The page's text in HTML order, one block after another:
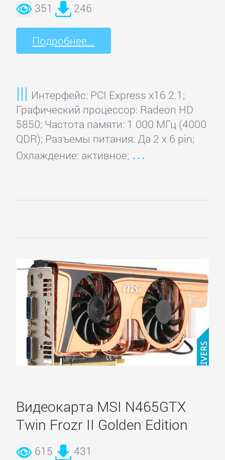
351 246
Подробнее...
Интерфейс: PCI Express x16 2.1;
Графический процессор: Radeon HD
5850; Частота памяти: 1 000 МГц (4000
QDR); Разъемы питания: Да 2 x 6 pin;
Охлаждение: активное;
Видеокарта MSI N465GTX
Twin Frozr II Golden Edition
615 431